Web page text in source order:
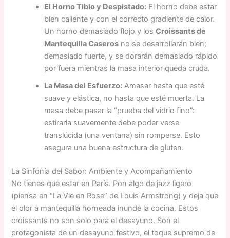
El Horno Tibio y Despistado: El horno debe estar
bien caliente y con el correcto gradiente de calor.
Un horno demasiado flojo y losCroissants de
Mantequilla Caseros no se desarrollarán bien;
demasiado fuerte, y se dorarán demasiado rápido
por fuera mientras la masa interior queda cruda.
La Masa del Esfuerzo: Amasar hasta que esté
suave y elástica, no hasta que esté muerta. La
masa debe pasar la “prueba del vidrio fino”:
estirarla suavemente debe poder verse
translúcida (una ventana) sin romperse. Esto
asegura una buena estructura de gluten.
La Sinfonía del Sabor: Ambiente y Acompañamiento
No tienes que estar en París. Pon algo de jazz ligero
(piensa en “La Vie en Rose” de Louis Armstrong) y deja que
el olor a mantequilla horneada inunde la cocina. Estos
croissants no son solo para el desayuno. Son el
protagonista de un desayuno festivo, el toque supremo de